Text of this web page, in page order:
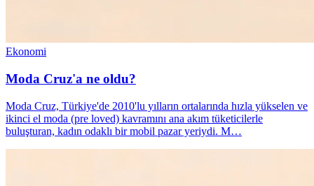
Ekonomi
Moda Cruz'a ne oldu?
Moda Cruz, Türkiye'de 2010'lu yılların ortalarında hızla yükselen ve
ikinci el moda (pre loved) kavramını ana akım tüketicilerle
buluşturan, kadın odaklı bir mobil pazar yeriydi. M…